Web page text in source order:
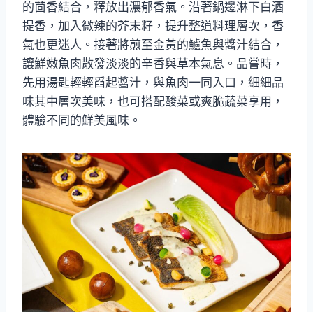
的茴香結合，釋放出濃郁香氣。沿著鍋邊淋下白酒
提香，加入微辣的芥末籽，提升整道料理層次，香
氣也更迷人。接著將煎至金黃的鱸魚與醬汁結合，
讓鮮嫩魚肉散發淡淡的辛香與草本氣息。品嘗時，
先用湯匙輕輕舀起醬汁，與魚肉一同入口，細細品
味其中層次美味，也可搭配酸菜或爽脆蔬菜享用，
體驗不同的鮮美風味。